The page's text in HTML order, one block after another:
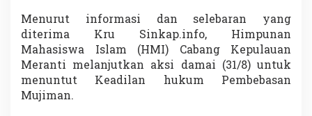
K
e
m
b
a
l
Menurut informasi dan selebaran yang
diterima Kru Sinkap.info, Himpunan
Mahasiswa Islam (HMI) Cabang Kepulauan
Meranti melanjutkan aksi damai (31/8) untuk
menuntut Keadilan hukum Pembebasan
Mujiman.